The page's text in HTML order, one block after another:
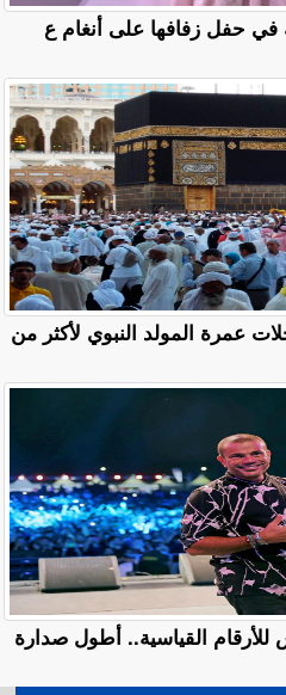
حفل زفافها على أنغام ع
عمرة المولد النبوي لأكثر من
القياسية.. أطول صدارة